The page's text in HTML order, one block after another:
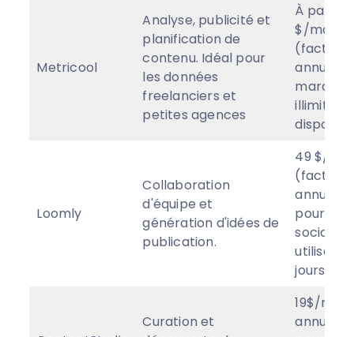
Metricool
Analyse, publicité et
planification de
contenu. Idéal pour
les données
freelanciers et
petites agences
À partir
$/mois
illimité
Loomly
Collaboration
d'équipe et
génération d'idées de
publication.
49 $/
(facturé
pour 10
sociaux
jours
Curation et
19$/